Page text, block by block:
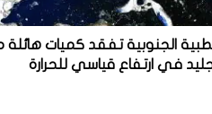
الجنوبية تفقد كميات هائلة
في ارتفاع قياسي للحرارة